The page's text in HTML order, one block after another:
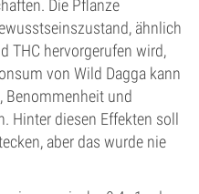
Die Pflanze
ähnlich
THC hervorgerufen wird,
von Wild Dagga kann
Benommenheit und
Hinter diesen Effekten soll
aber das wurde nie